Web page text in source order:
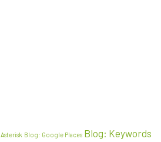
Asterisk Blog: Google Places Blog: Keywords